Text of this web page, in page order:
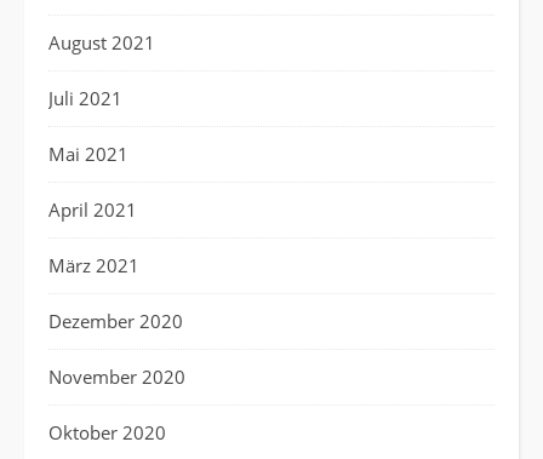
August 2021
Juli 2021
Mai 2021
April 2021
März 2021
Dezember 2020
November 2020
Oktober 2020